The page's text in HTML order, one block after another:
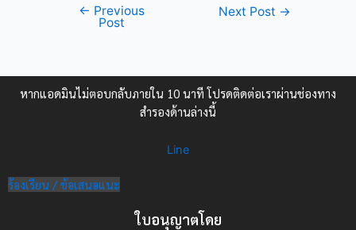
← Previous
Post
Next Post →
หากแอดมินไม่ตอบกลับภายใน 10 นาที โปรดติดต่อเราผ่านช่องทาง
สำรองด้านล่างนี้
Line
ร้องเรียน / ข้อเสนอแนะ
ใบอนุญาตโดย